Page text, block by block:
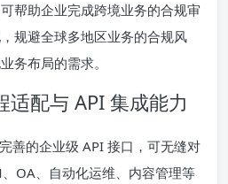
帮助企业完成跨境业务的合规审
规避全球多地区业务的合规风
务布局的需求。
适配与 API 集成能力
善的企业级 API 接口，可无缝对
OA、自动化运维、内容管理等